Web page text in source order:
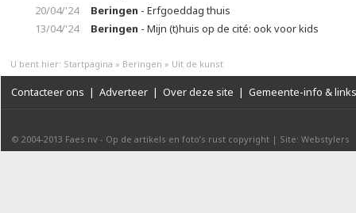
20/04/'24
Beringen - Erfgoeddag thuis
13/04/'24
Beringen - Mijn (t)huis op de cité: ook voor kids
U bent hier: Startpagina » Beringen » Uit de kunst
Contacteer ons | Adverteer | Over deze site | Gemeente-info & links
© 2004-2013 Faes nv - Op de artikels en foto’s rust copyright | Site: Webstylers